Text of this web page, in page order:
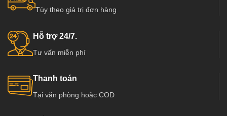
Tùy theo giá trị đơn hàng
Hỗ trợ 24/7.
Tư vấn miễn phí
Thanh toán
Tại văn phòng hoặc COD